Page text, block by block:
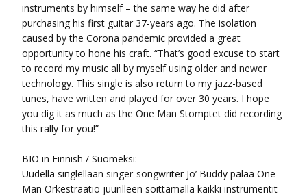
instruments by himself – the same way he did after
purchasing his first guitar 37-years ago. The isolation
caused by the Corona pandemic provided a great
opportunity to hone his craft. “That’s good excuse to start
to record my music all by myself using older and newer
technology. This single is also return to my jazz-based
tunes, have written and played for over 30 years. I hope
you dig it as much as the One Man Stomptet did recording
this rally for you!”
BIO in Finnish / Suomeksi:
Uudella singlellään singer-songwriter Jo’ Buddy palaa One
Man Orkestraatio juurilleen soittamalla kaikki instrumentit